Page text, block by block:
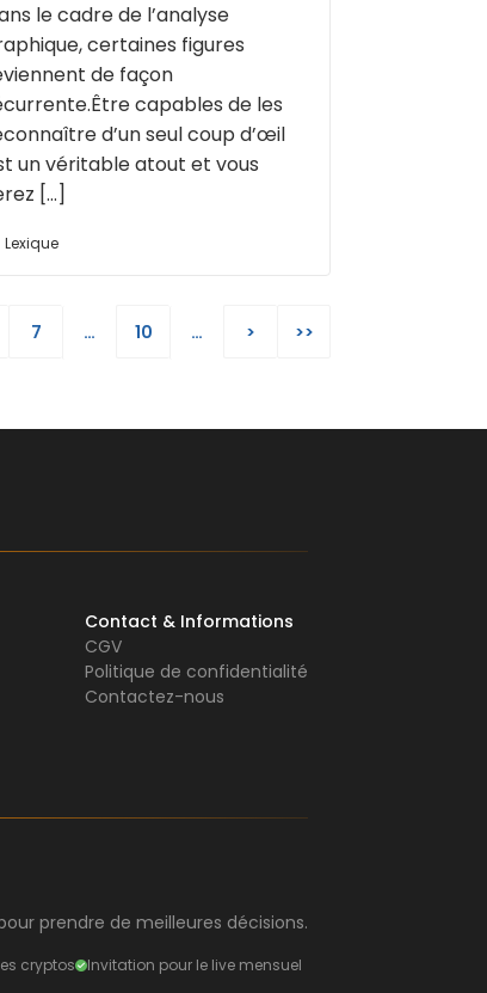
le cadre de l’analyse
certaines figures
de façon
capables de les
d’un seul coup d’œil
un véritable atout et vous
[...]
Lexique
7 … 10 … > >>
Contact & Informations
CGV
Politique de confidentialité
Contactez-nous
prendre de meilleures décisions.
cryptos Invitation pour le live mensuel